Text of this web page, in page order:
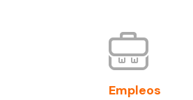
Empleos